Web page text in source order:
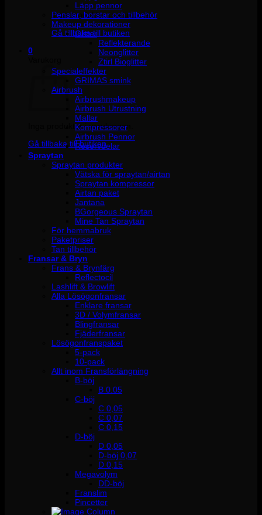
Inga produkter i varukorgen.
Gå tillbaka till butiken
0
Inga produkter i varukorgen.
Gå tillbaka till butiken
Läpp pennor
Penslar, borstar och tillbehör
Makeup dekorationer
Glitter
Reflekterande
Neonglitter
Ztirl Bioglitter
Specialeffekter
GRIMAS smink
Airbrush
Airbrushmakeup
Airbrush Utrustning
Mallar
Kompressorer
Airbrush Pennor
Reservdelar
Spraytan
Spraytan produkter
Vätska för spraytan/airtan
Spraytan kompressor
Airtan paket
Jantana
BGorgeous Spraytan
Mine Tan Spraytan
För hemmabruk
Paketpriser
Tan tillbehör
Fransar & Bryn
Frans & Brynfärg
Reflectocil
Lashlift & Browlift
Alla Lösögonfransar
Enklare fransar
3D / Volymfransar
Blingfransar
Fjäderfransar
Lösögonfranspaket
5-pack
10-pack
Allt inom Fransförlängning
B-böj
B 0.05
C-böj
C 0,05
C 0,07
C 0,15
D-böj
D 0,05
D-böj 0,07
D 0,15
Megavolym
DD-böj
Franslim
Pincetter